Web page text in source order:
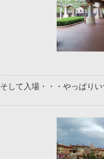
そして入場・・・やっぱり